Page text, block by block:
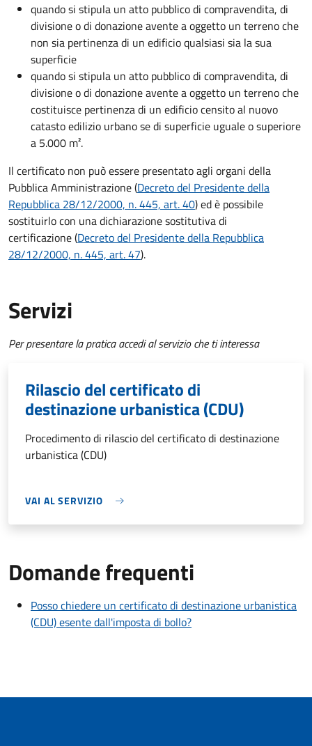
quando si stipula un atto pubblico di compravendita, di
divisione o di donazione avente a oggetto un terreno che
non sia pertinenza di un edificio qualsiasi sia la sua
superficie
quando si stipula un atto pubblico di compravendita, di
divisione o di donazione avente a oggetto un terreno che
costituisce pertinenza di un edificio censito al nuovo
catasto edilizio urbano se di superficie uguale o superiore
a 5.000 m².
Il certificato non può essere presentato agli organi della
Pubblica Amministrazione (Decreto del Presidente della
Repubblica 28/12/2000, n. 445, art. 40) ed è possibile
sostituirlo con una dichiarazione sostitutiva di
certificazione(Decreto del Presidente della Repubblica
28/12/2000, n. 445, art. 47).
Servizi
Per presentare la pratica accedi al servizio che ti interessa
Rilascio del certificato di
destinazione urbanistica (CDU)
Procedimento di rilascio del certificato di destinazione
urbanistica (CDU)
VAI AL SERVIZIO
Domande frequenti
Posso chiedere un certificato di destinazione urbanistica
(CDU) esente dall'imposta di bollo?